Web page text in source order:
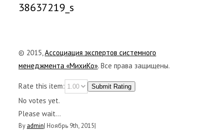
38637219_s
© 2015,Ассоциация экспертов системного
менеджмента «МихиКо». Все права защищены.
Rate this item: Submit Rating
No votes yet.
Please wait...
By admin| Ноябрь 9th, 2015|